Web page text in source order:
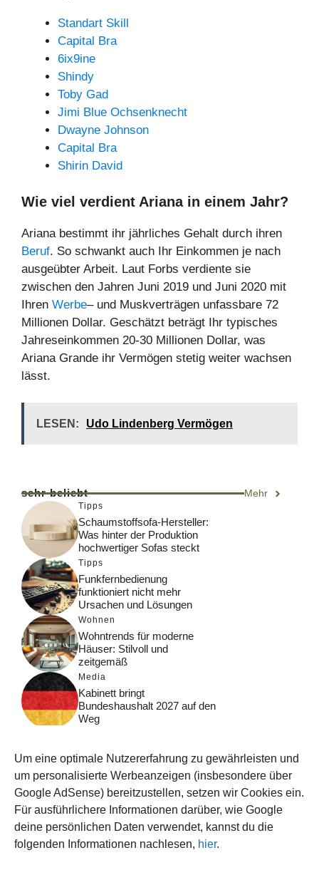
Um eine optimale Nutzererfahrung zu gewährleisten und
um personalisierte Werbeanzeigen (insbesondere über
Google AdSense) bereitzustellen, setzen wir Cookies ein.
Für ausführlichere Informationen darüber, wie Google
deine persönlichen Daten verwendet, kannst du die
folgenden Informationen nachlesen, hier.
Standart Skill
Capital Bra
6ix9ine
Shindy
Toby Gad
Jimi Blue Ochsenknecht
Dwayne Johnson
Capital Bra
Shirin David
Wie viel verdient Ariana in einem Jahr?
Ariana bestimmt ihr jährliches Gehalt durch ihren
Beruf. So schwankt auch Ihr Einkommen je nach
ausgeübter Arbeit. Laut Forbs verdiente sie
zwischen den Jahren Juni 2019 und Juni 2020 mit
Ihren Werbe– und Muskverträgen unfassbare 72
Millionen Dollar. Geschätzt beträgt Ihr typisches
Jahreseinkommen 20-30 Millionen Dollar, was
Ariana Grande ihr Vermögen stetig weiter wachsen
lässt.
LESEN: Udo Lindenberg Vermögen
sehr beliebt Mehr
Tipps
Schaumstoffsofa-Hersteller:
Was hinter der Produktion
hochwertiger Sofas steckt
Tipps
Funkfernbedienung
funktioniert nicht mehr
Ursachen und Lösungen
Wohnen
Wohntrends für moderne
Häuser: Stilvoll und
zeitgemäß
Media
Kabinett bringt
Bundeshaushalt 2027 auf den
Weg
Funktionsweise, Prozesse
und Rankinglogik
Computer
Wieso habe ich im moment
kein Internet?